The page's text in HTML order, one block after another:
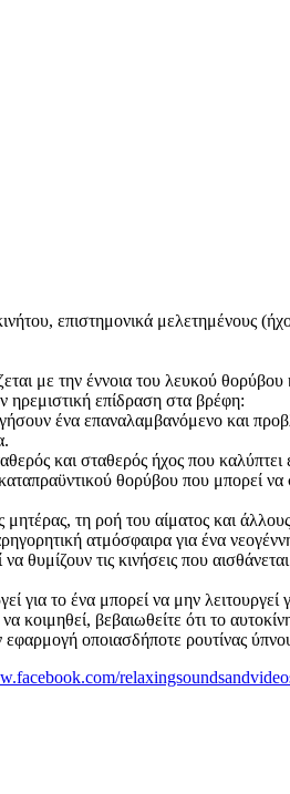
επιστημονικά μελετημένους
με την έννοια του λευκού
ηρεμιστική επίδραση στα βρέφη:
ένα επαναλαμβανόμενο και
και σταθερός ήχος που
θορύβου που μπορεί
τη ροή του αίματος και
ατμόσφαιρα για ένα
θυμίζουν τις κινήσεις που
για το ένα μπορεί να μην λειτουργεί
βεβαιωθείτε ότι το
οποιασδήποτε ρουτίνας